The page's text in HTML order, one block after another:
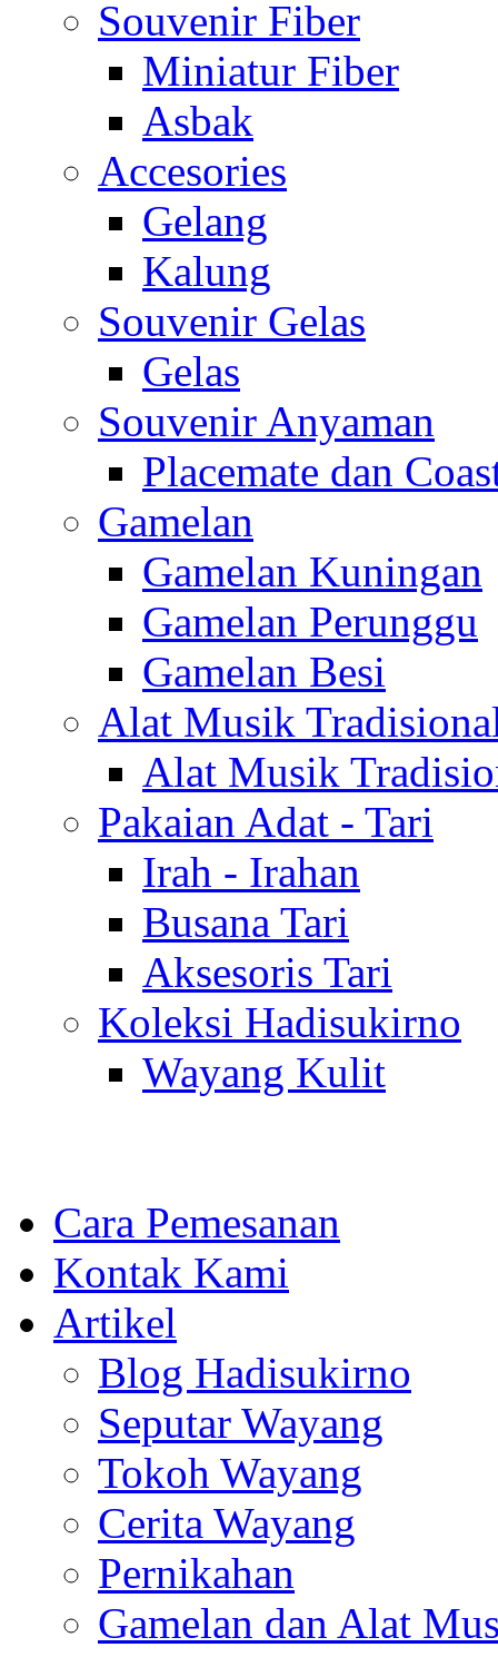
Souvenir Fiber
Miniatur Fiber
Asbak
Accesories
Gelang
Kalung
Souvenir Gelas
Gelas
Souvenir Anyaman
Placemate dan
Gamelan
Gamelan Kuningan
Gamelan Perunggu
Gamelan Besi
Alat Musik
Alat Musik
Pakaian Adat - Tari
Irah - Irahan
Busana Tari
Aksesoris Tari
Koleksi Hadisukirno
Wayang Kulit
Cara Pemesanan
Kontak Kami
Artikel
Blog Hadisukirno
Seputar Wayang
Tokoh Wayang
Cerita Wayang
Pernikahan
Gamelan dan Alat